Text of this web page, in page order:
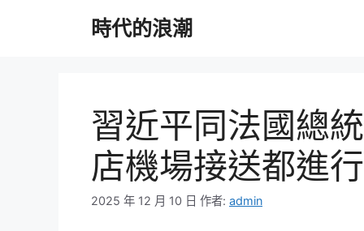
時代的浪潮
習近平同法國總
店機場接送都進
2025 年 12 月 10 日 作者: admin